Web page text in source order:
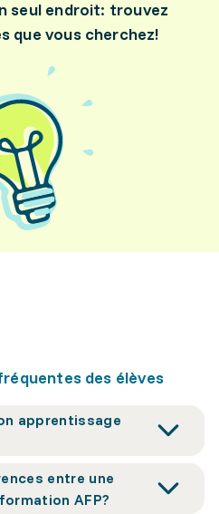
seul endroit: trouvez
que vous cherchez!
des élèves
apprentissage
entre une
AFP?